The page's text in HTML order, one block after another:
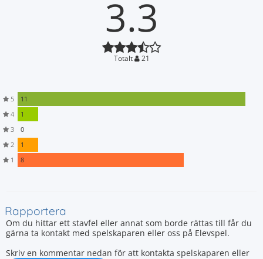
3.3
Totalt 21
5
11
4
1
3
0
2
1
1
8
Rapportera
Om du hittar ett stavfel eller annat som borde rättas till får du
gärna ta kontakt med spelskaparen eller oss på Elevspel.
Skriv en kommentar nedan för att kontakta spelskaparen eller